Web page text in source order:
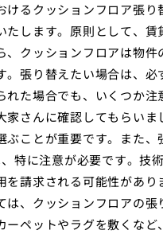
けるクッションフロア張
たします。原則として、
、クッションフロアは物
。張り替えたい場合は、
れた場合でも、いくつか
家さんに確認してもらい
ぶことが重要です。また
特に注意が必要です。技
を請求される可能性があ
は、クッションフロアの
ーペットやラグを敷くな